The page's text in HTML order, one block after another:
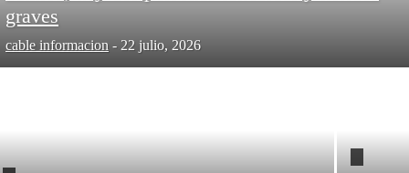
graves
cable informacion - 22 julio, 2026